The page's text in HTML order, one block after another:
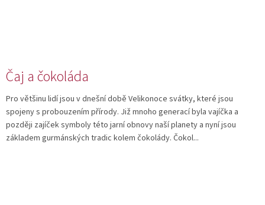
Čaj a čokoláda
Pro většinu lidí jsou v dnešní době Velikonoce svátky, které jsou
spojeny s probouzením přírody. Již mnoho generací byla vajíčka a
později zajíček symboly této jarní obnovy naší planety a nyní jsou
základem gurmánských tradic kolem čokolády. Čokol...